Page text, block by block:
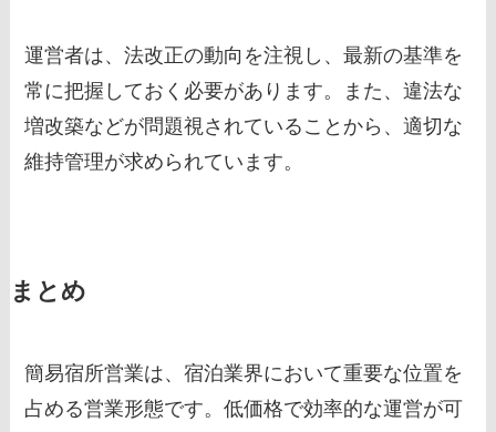
運営者は、法改正の動向を注視し、最新の基準を
常に把握しておく必要があります。また、違法な
増改築などが問題視されていることから、適切な
維持管理が求められています。
まとめ
簡易宿所営業は、宿泊業界において重要な位置を
占める営業形態です。低価格で効率的な運営が可